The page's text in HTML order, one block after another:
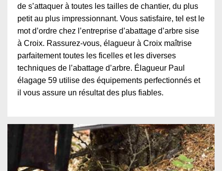
de s’attaquer à toutes les tailles de chantier, du plus
petit au plus impressionnant. Vous satisfaire, tel est le
mot d’ordre chez l’entreprise d’abattage d’arbre sise
à Croix. Rassurez-vous, élagueur à Croix maîtrise
parfaitement toutes les ficelles et les diverses
techniques de l’abattage d’arbre. Élagueur Paul
élagage 59 utilise des équipements perfectionnés et
il vous assure un résultat des plus fiables.